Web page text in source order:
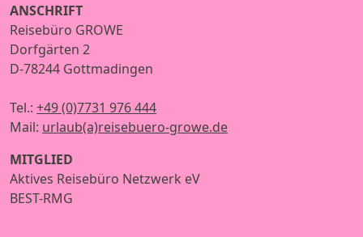
ANSCHRIFT
Reisebüro GROWE
Dorfgärten 2
D-78244 Gottmadingen
Tel.: +49 (0)7731 976 444
Mail: urlaub(a)reisebuero-growe.de
MITGLIED
Aktives Reisebüro Netzwerk eV
BEST-RMG